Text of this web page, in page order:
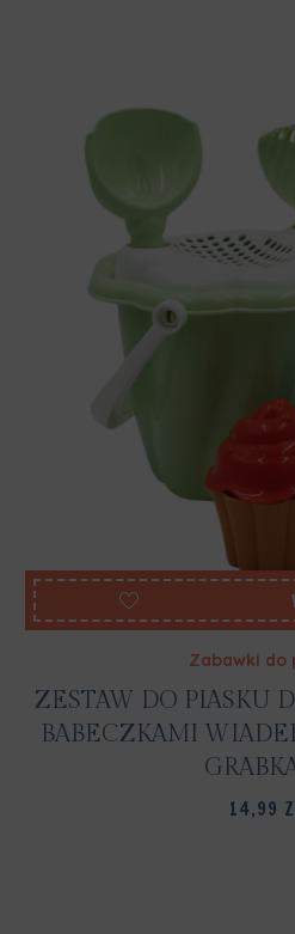
Zabawki do
ZESTAW DO PIASKU
BABECZKAMI
14,99